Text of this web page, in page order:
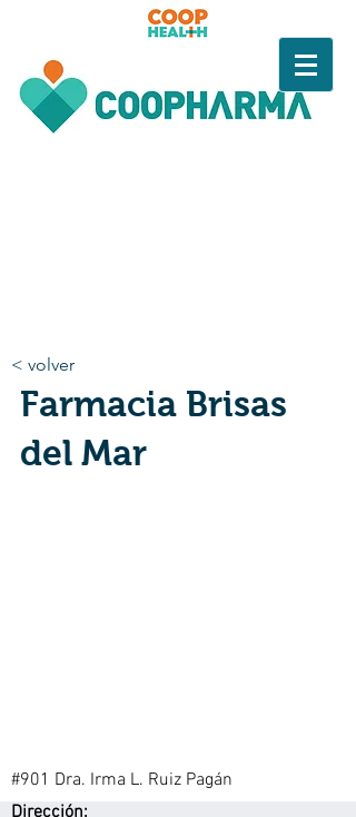
< volver
Farmacia Brisas
del Mar
#901 Dra. Irma L. Ruiz Pagán
Dirección: